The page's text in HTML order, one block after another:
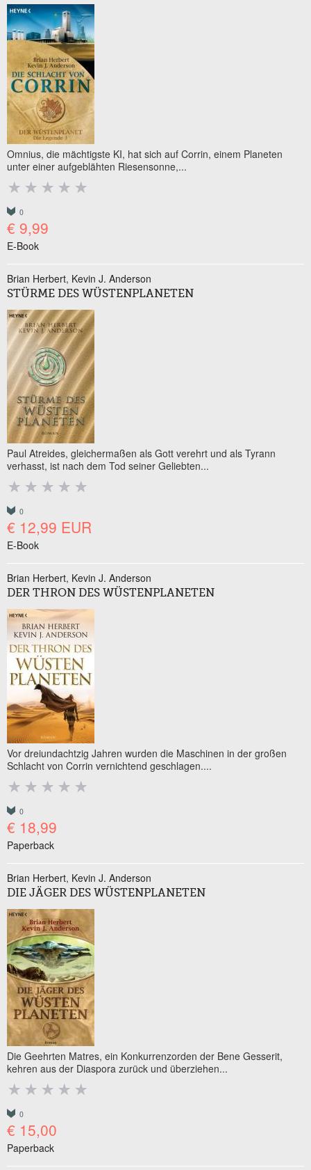
Omnius, die mächtigste KI, hat sich auf Corrin, einem Planeten
unter einer aufgeblähten Riesensonne,...
0
€ 9,99
E-Book
Brian Herbert Kevin J. Anderson
STÜRME DES WÜSTENPLANETEN
Paul Atreides, gleichermaßen als Gott verehrt und als Tyrann
verhasst, ist nach dem Tod seiner Geliebten...
0
€ 12,99 EUR
E-Book
Brian Herbert Kevin J. Anderson
DER THRON DES WÜSTENPLANETEN
Vor dreiundachtzig Jahren wurden die Maschinen in der großen
Schlacht von Corrin vernichtend geschlagen....
0
€ 18,99
Paperback
Brian Herbert Kevin J. Anderson
DIE JÄGER DES WÜSTENPLANETEN
Die Geehrten Matres, ein Konkurrenzorden der Bene Gesserit,
kehren aus der Diaspora zurück und überziehen...
0
€ 15,00
Paperback